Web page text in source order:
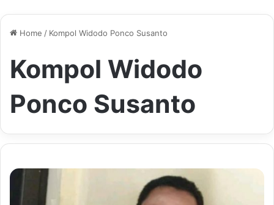
Home / Kompol Widodo Ponco Susanto
Kompol Widodo
Ponco Susanto